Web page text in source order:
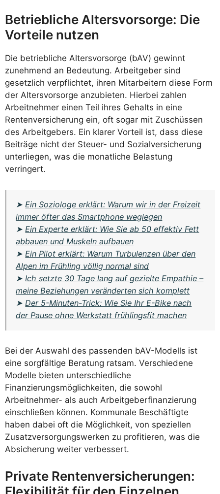
Betriebliche Altersvorsorge: Die
Vorteile nutzen
Die betriebliche Altersvorsorge (bAV) gewinnt
zunehmend an Bedeutung. Arbeitgeber sind
gesetzlich verpflichtet, ihren Mitarbeitern diese Form
der Altersvorsorge anzubieten. Hierbei zahlen
Arbeitnehmer einen Teil ihres Gehalts in eine
Rentenversicherung ein, oft sogar mit Zuschüssen
des Arbeitgebers. Ein klarer Vorteil ist, dass diese
Beiträge nicht der Steuer- und Sozialversicherung
unterliegen, was die monatliche Belastung
verringert.
➤Ein Soziologe erklärt: Warum wir in der Freizeit
immer öfter das Smartphone weglegen
➤Ein Experte erklärt: Wie Sie ab 50 effektiv Fett
abbauen und Muskeln aufbauen
➤Ein Pilot erklärt: Warum Turbulenzen über den
Alpen im Frühling völlig normal sind
➤Ich setzte 30 Tage lang auf gezielte Empathie –
meine Beziehungen veränderten sich komplett
➤Der 5-Minuten-Trick: Wie Sie Ihr E-Bike nach
der Pause ohne Werkstatt frühlingsfit machen
Bei der Auswahl des passenden bAV-Modells ist
eine sorgfältige Beratung ratsam. Verschiedene
Modelle bieten unterschiedliche
Finanzierungsmöglichkeiten, die sowohl
Arbeitnehmer- als auch Arbeitgeberfinanzierung
einschließen können. Kommunale Beschäftigte
haben dabei oft die Möglichkeit, von speziellen
Zusatzversorgungswerken zu profitieren, was die
Absicherung weiter verbessert.
Private Rentenversicherungen: